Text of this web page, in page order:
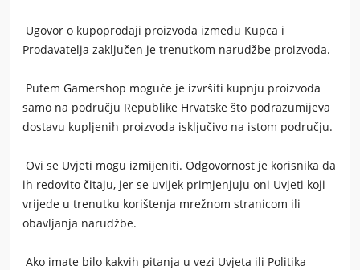
Ugovor o kupoprodaji proizvoda između Kupca i
Prodavatelja zaključen je trenutkom narudžbe proizvoda.
Putem Gamershop moguće je izvršiti kupnju proizvoda
samo na području Republike Hrvatske što podrazumijeva
dostavu kupljenih proizvoda isključivo na istom području.
Ovi se Uvjeti mogu izmijeniti. Odgovornost je korisnika da
ih redovito čitaju, jer se uvijek primjenjuju oni Uvjeti koji
vrijede u trenutku korištenja mrežnom stranicom ili
obavljanja narudžbe.
Ako imate bilo kakvih pitanja u vezi Uvjeta ili Politika